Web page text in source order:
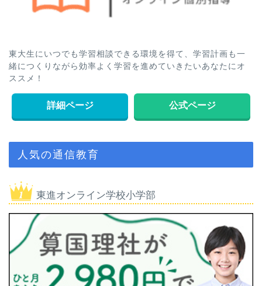
東大生にいつでも学習相談できる環境を得て、学習計画も一
緒につくりながら効率よく学習を進めていきたいあなたにオ
ススメ！
詳細ページ 公式ページ
人気の通信教育
東進オンライン学校小学部